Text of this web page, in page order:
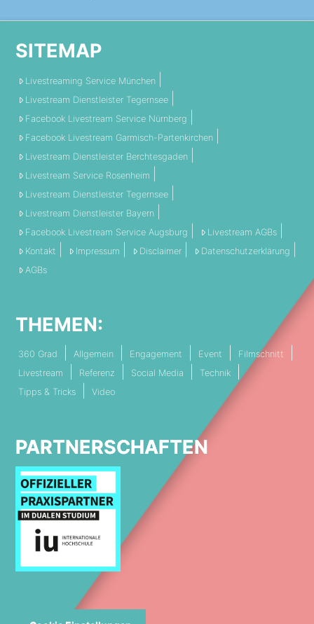
SITEMAP
Livestreaming Service München
Livestream Dienstleister Tegernsee
Facebook Livestream Service Nürnberg
Facebook Livestream Garmisch-Partenkirchen
Livestream Dienstleister Berchtesgaden
Livestream Service Rosenheim
Livestream Dienstleister Tegernsee
Livestream Dienstleister Bayern
Facebook Livestream Service Augsburg
Livestream AGBs
Kontakt
Impressum Disclaimer
Datenschutzerklärung
AGBs
THEMEN:
360 Grad Allgemein Engagement Event
Filmschnitt
Livestream
Referenz Social Media
Technik
Tipps & Tricks
Video
PARTNERSCHAFTEN